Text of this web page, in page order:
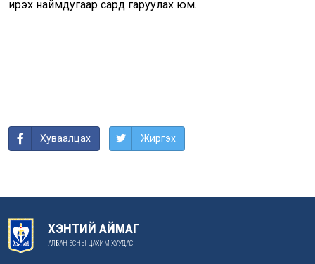
ирэх наймдугаар сард гаруулах юм.
Хуваалцах Жиргэх
ХЭНТИЙ АЙМАГ
АЛБАН ЁСНЫ ЦАХИМ ХУУДАС